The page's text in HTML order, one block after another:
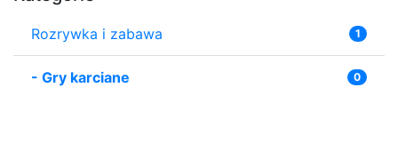
Rozrywka i zabawa 1
- Gry karciane 0